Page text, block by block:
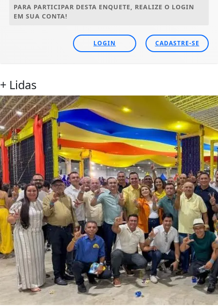
PARA PARTICIPAR DESTA ENQUETE, REALIZE O LOGIN
EM SUA CONTA!
LOGIN CADASTRE-SE
+ Lidas